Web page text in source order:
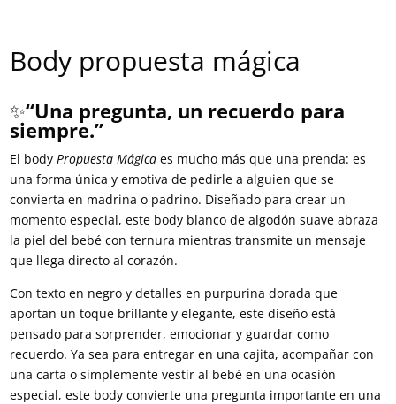
Body propuesta mágica
✨“Una pregunta, un recuerdo para
siempre.”
El body Propuesta Mágica es mucho más que una prenda: es
una forma única y emotiva de pedirle a alguien que se
convierta en madrina o padrino. Diseñado para crear un
momento especial, este body blanco de algodón suave abraza
la piel del bebé con ternura mientras transmite un mensaje
que llega directo al corazón.
Con texto en negro y detalles en purpurina dorada que
aportan un toque brillante y elegante, este diseño está
pensado para sorprender, emocionar y guardar como
recuerdo. Ya sea para entregar en una cajita, acompañar con
una carta o simplemente vestir al bebé en una ocasión
especial, este body convierte una pregunta importante en una